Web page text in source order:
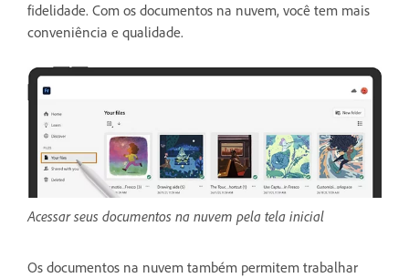
fidelidade. Com os documentos na nuvem, você tem mais
conveniência e qualidade.
Acessar seus documentos na nuvem pela tela inicial
Os documentos na nuvem também permitem trabalhar